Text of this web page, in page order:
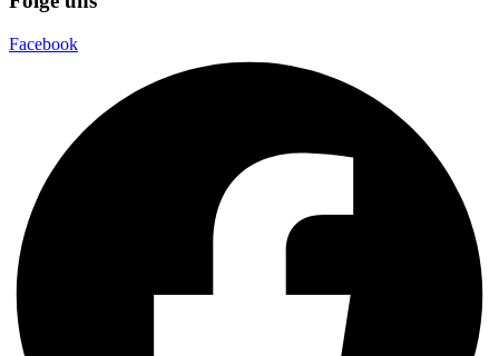
Facebook